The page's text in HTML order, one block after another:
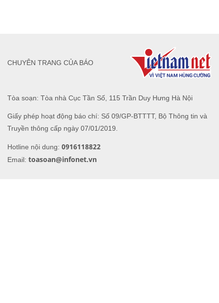
Tòa soạn: Tòa nhà Cục Tần Số, 115 Trần Duy Hưng Hà Nội
Giấy phép hoạt động báo chí: Số 09/GP-BTTTT, Bộ Thông tin và
Truyền thông cấp ngày 07/01/2019.
Hotline nội dung: 0916118822
Email: toasoan@infonet.vn
CHUYÊN TRANG CỦA BÁO